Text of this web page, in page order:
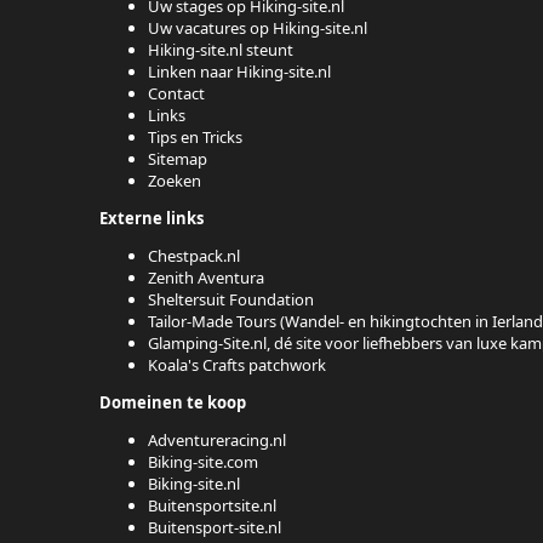
Uw stages op Hiking-site.nl
Uw vacatures op Hiking-site.nl
Hiking-site.nl steunt
Linken naar Hiking-site.nl
Contact
Links
Tips en Tricks
Sitemap
Zoeken
Externe links
Chestpack.nl
Zenith Aventura
Sheltersuit Foundation
Tailor-Made Tours (Wandel- en hikingtochten in
Glamping-Site.nl, dé site voor liefhebbers van luxe
Koala's Crafts patchwork
Domeinen te koop
Adventureracing.nl
Biking-site.com
Biking-site.nl
Buitensportsite.nl
Buitensport-site.nl